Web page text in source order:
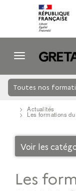
Toutes nos
Actualités
Les formations
Voir les
Les